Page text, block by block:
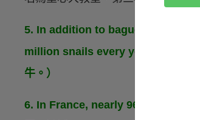
5. In addition to baguettes, the
million snails every year.（除了法
牛。）
6. In France, nearly 96 percent of